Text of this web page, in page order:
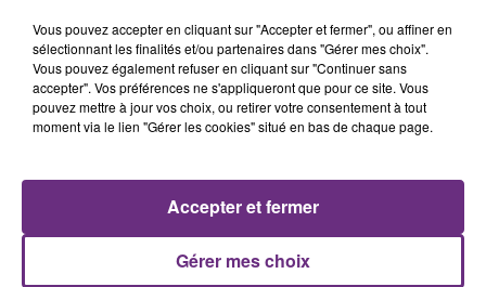
13h01
13h01 12h59
12h59
DJ GOJA & JASON DERULO &
Vous pouvez accepter en cliquant sur "Accepter et fermer", ou affiner en
sélectionnant les finalités et/ou partenaires dans "Gérer mes choix".
Vous pouvez également refuser en cliquant sur "Continuer sans
accepter". Vos préférences ne s'appliqueront que pour ce site. Vous
pouvez mettre à jour vos choix, ou retirer votre consentement à tout
moment via le lien "Gérer les cookies" situé en bas de chaque page.
Gérer mes choix
Accepter et fermer